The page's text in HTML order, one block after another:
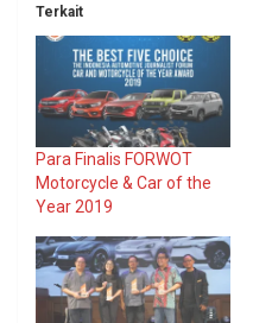
Terkait
Para Finalis FORWOT
Motorcycle & Car of the
Year 2019